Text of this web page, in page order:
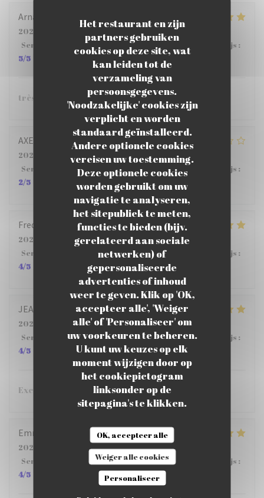
Het restaurant en zijn
partners gebruiken
cookies op deze site, wat
kan leiden tot de
verzameling van
persoonsgegevens.
'Noodzakelijke' cookies zijn
verplicht en worden
standaard geïnstalleerd.
Andere optionele cookies
vereisen uw toestemming.
Deze optionele cookies
worden gebruikt om uw
navigatie te analyseren,
het sitepubliek te meten,
functies te bieden (bijv.
gerelateerd aan sociale
netwerken) of
gepersonaliseerde
advertenties of inhoud
weer te geven. Klik op 'OK,
accepteer alle', 'Weiger
alle' of 'Personaliseer' om
uw voorkeuren te beheren.
U kunt uw keuzes op elk
moment wijzigen door op
het cookiepictogram
linksonder op de
sitepagina's te klikken.
OK, accepteer alle
Weiger alle cookies
Personaliseer
Arnaud
2026-07-29
Service
Atmosfeer Keuken Kwaliteit / Prijs :
5/5
très bien.
AXELLE
2026-07-22
- 12:15 - Gasten 4
Service
Atmosfeer 3/5 Keuken 4/5 Kwaliteit / Prijs :
2/5
Frederic
2026-07-23
- 12:00 - Gasten 5
Service
Atmosfeer:5/5 Keuken:4 Kwaliteit / Prijs :
4/5
JEAN PHILIPPE S
2026-07-23
- 12:15 - Gasten 6
Service
/5 Atmosfeer:5/5 Keuken:5/5 Kwaliteit / Prijs :
4/5
Excellent restaurant !!!
Emmanuel
2026-07-24
- 12:15 - Gasten 3
Service
Atmosfeer:5/5 Keuken:5 /5 Kwaliteit / Prijs :
4/5